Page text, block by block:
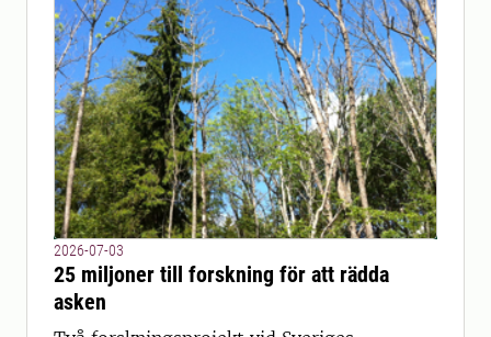
2026-07-03
25 miljoner till forskning för att rädda
asken